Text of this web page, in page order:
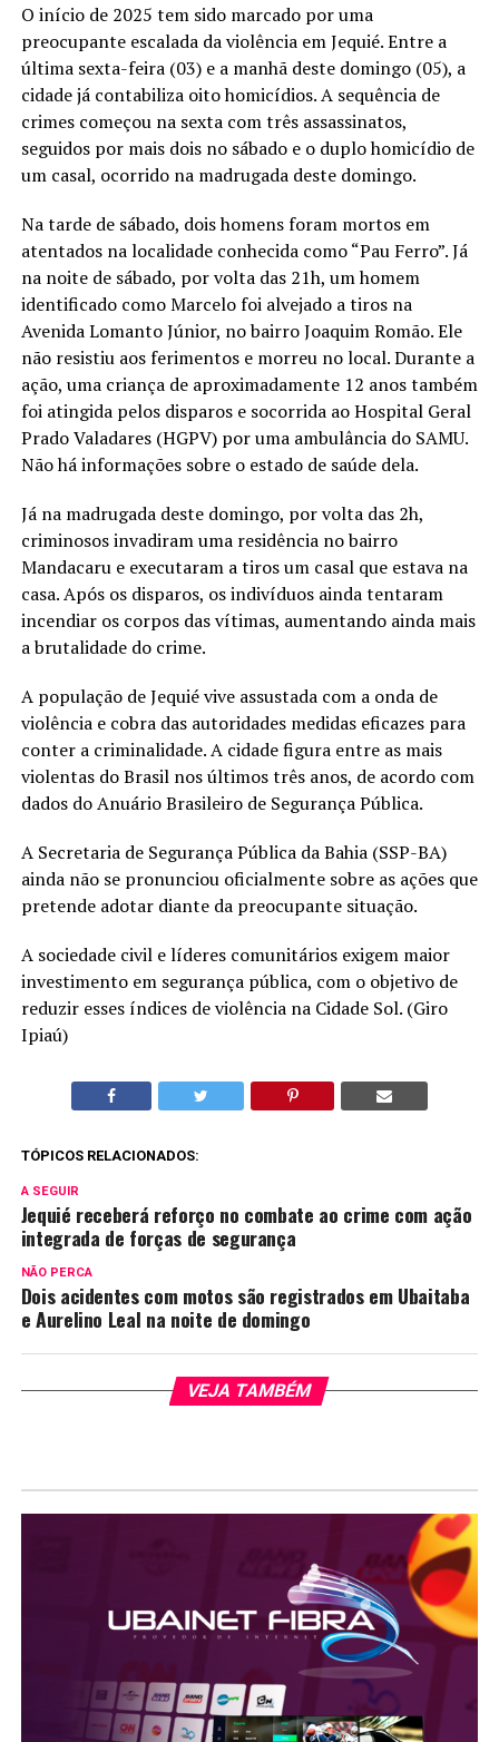
O início de 2025 tem sido marcado por uma
preocupante escalada da violência em Jequié. Entre a
última sexta-feira (03) e a manhã deste domingo (05), a
cidade já contabiliza oito homicídios. A sequência de
crimes começou na sexta com três assassinatos,
seguidos por mais dois no sábado e o duplo homicídio de
um casal, ocorrido na madrugada deste domingo.
Na tarde de sábado, dois homens foram mortos em
atentados na localidade conhecida como “Pau Ferro”. Já
na noite de sábado, por volta das 21h, um homem
identificado como Marcelo foi alvejado a tiros na
Avenida Lomanto Júnior, no bairro Joaquim Romão. Ele
não resistiu aos ferimentos e morreu no local. Durante a
ação, uma criança de aproximadamente 12 anos também
foi atingida pelos disparos e socorrida ao Hospital Geral
Prado Valadares (HGPV) por uma ambulância do SAMU.
Não há informações sobre o estado de saúde dela.
Já na madrugada deste domingo, por volta das 2h,
criminosos invadiram uma residência no bairro
Mandacaru e executaram a tiros um casal que estava na
casa. Após os disparos, os indivíduos ainda tentaram
incendiar os corpos das vítimas, aumentando ainda mais
a brutalidade do crime.
A população de Jequié vive assustada com a onda de
violência e cobra das autoridades medidas eficazes para
conter a criminalidade. A cidade figura entre as mais
violentas do Brasil nos últimos três anos, de acordo com
dados do Anuário Brasileiro de Segurança Pública.
A Secretaria de Segurança Pública da Bahia (SSP-BA)
ainda não se pronunciou oficialmente sobre as ações que
pretende adotar diante da preocupante situação.
A sociedade civil e líderes comunitários exigem maior
investimento em segurança pública, com o objetivo de
reduzir esses índices de violência na Cidade Sol. (Giro
Ipiaú)
TÓPICOS RELACIONADOS:
A SEGUIR
Jequié receberá reforço no combate ao crime com ação
integrada de forças de segurança
NÃO PERCA
Dois acidentes com motos são registrados em Ubaitaba
e Aurelino Leal na noite de domingo
VEJA TAMBÉM